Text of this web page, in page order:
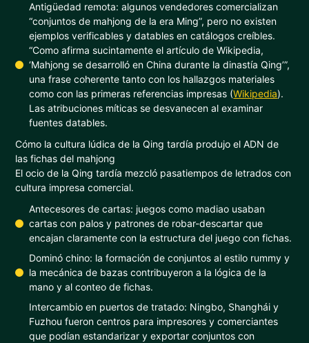
Antigüedad remota: algunos vendedores comercializan
“conjuntos de mahjong de la era Ming”, pero no existen
ejemplos verificables y datables en catálogos creíbles.
“Como afirma sucintamente el artículo de Wikipedia,
‘Mahjong se desarrolló en China durante la dinastía Qing’”,
una frase coherente tanto con los hallazgos materiales
como con las primeras referencias impresas (Wikipedia).
Las atribuciones míticas se desvanecen al examinar
fuentes datables.
Cómo la cultura lúdica de la Qing tardía produjo el ADN de
las fichas del mahjong
El ocio de la Qing tardía mezcló pasatiempos de letrados con
cultura impresa comercial.
Antecesores de cartas: juegos como madiao usaban
cartas con palos y patrones de robar-descartar que
encajan claramente con la estructura del juego con fichas.
Dominó chino: la formación de conjuntos al estilo rummy y
la mecánica de bazas contribuyeron a la lógica de la
mano y al conteo de fichas.
Intercambio en puertos de tratado: Ningbo, Shanghái y
Fuzhou fueron centros para impresores y comerciantes
que podían estandarizar y exportar conjuntos con